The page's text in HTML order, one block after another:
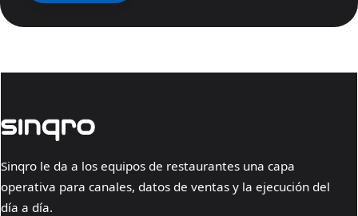
Sinqro le da a los equipos de restaurantes una capa
operativa para canales, datos de ventas y la ejecución del
día a día.